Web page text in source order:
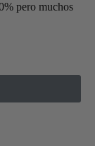
pero muchos